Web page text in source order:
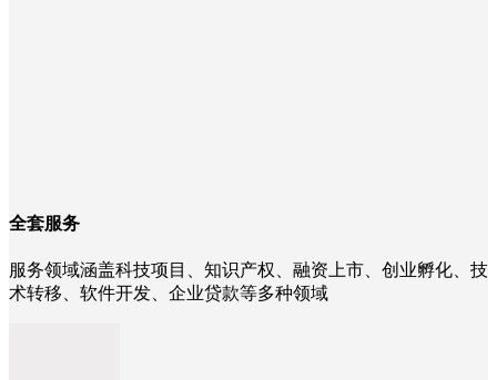
全套服务
服务领域涵盖科技项目、知识产权、融资上市、创业孵化、技
术转移、软件开发、企业贷款等多种领域